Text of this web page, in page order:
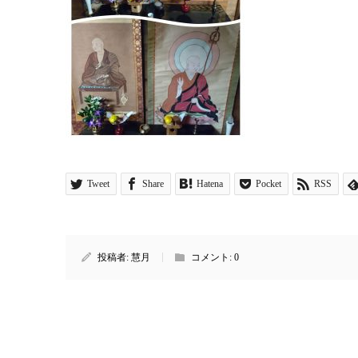
Tweet Share Hatena Pocket RSS
投稿者: 慧月 コメント: 0